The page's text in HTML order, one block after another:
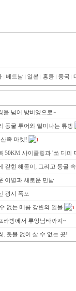
베트남 일본 홍콩 중국
을 넘어 방비엥으로~
동굴 투어와 멀미나는 튜빙
족 마켓! 1
50KM 사이클링과 '쏘 디피
갇힌 해돋이, 그리고 동굴
이별과 새로운 만남
광시 폭포
없는 메콩 강변의 일몰 1
라방에서 루앙남타까지~
, 촛불 없이 살 수 없는 곳!